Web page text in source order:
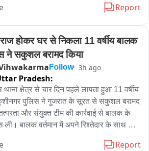
हैं। इससे सड़क हादसों में कमी लाने में मदद
विनोद मणि त्रिपाठी, दुर्गा दयाल
चौधरी सहित शिक्षक और विद्यार्थी उपस्थित रहे।
की रिपोर्ट...🖋️
वीडियो के आधार पर पुलिस ने पूरे प्रकरण की
दोनों आरोपियों को न्यायालय के समक्ष पेश
की ओर से आगे की कानूनी कार्रवाई की जा रही
Report
होकर घर से निकला 11 वर्षीय बालक
ने सकुशल बरामद किया
Follow 3h ago
Pradesh:
क्षेत्र से चार दिन पहले लापता हुआ 11 वर्षीय
पुलिस ने गुजरात के सूरत से सकुशल बरामद
और संयुक्त टीम की कार्रवाई से बालक के
ली। बालक वर्तमान में अपने रिश्तेदार के साथ
Report